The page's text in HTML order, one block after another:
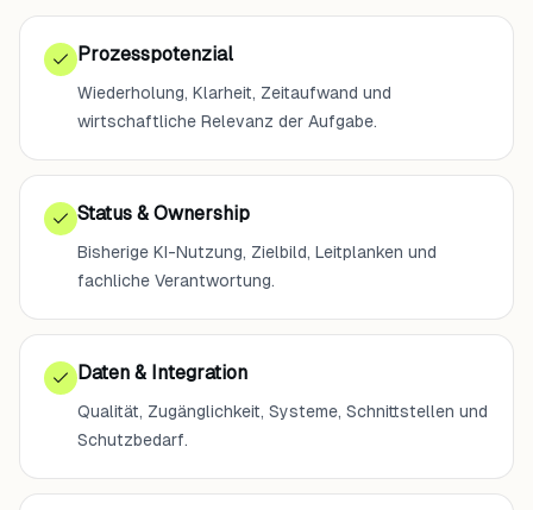
Prozesspotenzial
Wiederholung, Klarheit, Zeitaufwand und
wirtschaftliche Relevanz der Aufgabe.
Status & Ownership
Bisherige KI-Nutzung, Zielbild, Leitplanken und
fachliche Verantwortung.
Daten & Integration
Qualität, Zugänglichkeit, Systeme, Schnittstellen und
Schutzbedarf.